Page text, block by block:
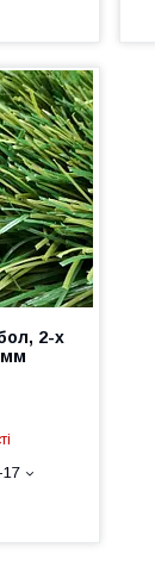
2-х
мм
17